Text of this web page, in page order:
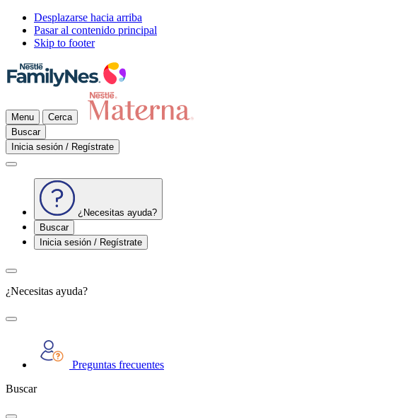
Desplazarse hacia arriba
Pasar al contenido principal
Skip to footer
Menu
Cerca
Buscar
Inicia sesión / Regístrate
¿Necesitas ayuda?
Buscar
Inicia sesión / Regístrate
¿Necesitas ayuda?
Preguntas frecuentes
Buscar